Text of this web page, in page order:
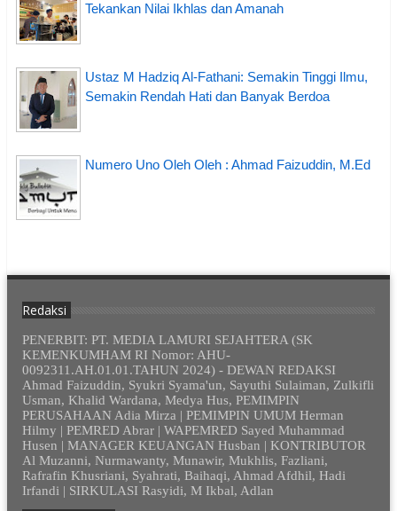
Tekankan Nilai Ikhlas dan Amanah
Ustaz M Hadziq Al-Fathani: Semakin Tinggi Ilmu,
Semakin Rendah Hati dan Banyak Berdoa
Numero Uno Oleh Oleh : Ahmad Faizuddin, M.Ed
Redaksi
PENERBIT: PT. MEDIA LAMURI SEJAHTERA (SK
KEMENKUMHAM RI Nomor: AHU-
0092311.AH.01.01.TAHUN 2024) - DEWAN REDAKSI
Ahmad Faizuddin, Syukri Syama'un, Sayuthi Sulaiman, Zulkifli
Usman, Khalid Wardana, Medya Hus, PEMIMPIN
PERUSAHAAN Adia Mirza | PEMIMPIN UMUM Herman
Hilmy | PEMRED Abrar | WAPEMRED Sayed Muhammad
Husen | MANAGER KEUANGAN Husban | KONTRIBUTOR
Al Muzanni, Nurmawanty, Munawir, Mukhlis, Fazliani,
Rafrafin Khusriani, Syahrati, Baihaqi, Ahmad Afdhil, Hadi
Irfandi | SIRKULASI Rasyidi, M Ikbal, Adlan